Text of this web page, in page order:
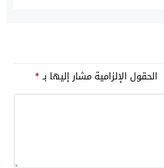
الحقول الإلزامية مشار إليها بـ*